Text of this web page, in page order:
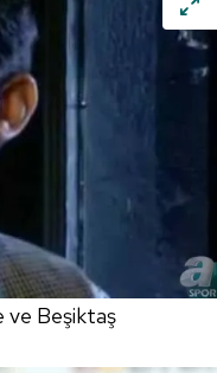
ve Beşiktaş